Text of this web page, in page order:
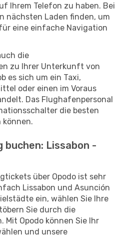
Ihrem Telefon zu haben. Bei
nächsten Laden finden, um
eine einfache Navigation
die
zu Ihrer Unterkunft von
es sich um ein Taxi,
oder einen im Voraus
Das Flughafenpersonal
die besten
buchen: Lissabon -
über Opodo ist sehr
Lissabon und Asunción
ein, wählen Sie Ihre
Sie durch die
Mit Opodo können Sie Ihr
und unsere